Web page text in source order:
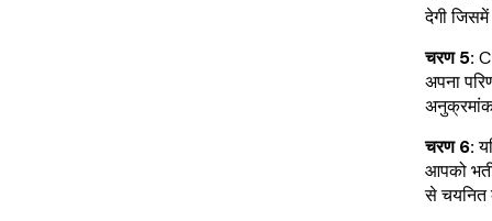
देगी जिसमें
चरण 5:
अपना
चरण 6:
आपको
से चयनित